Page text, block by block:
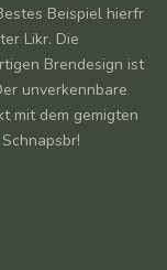
Beispiel hierfr
Likr. Die
Brendesign ist
unverkennbare
mit dem gemigten